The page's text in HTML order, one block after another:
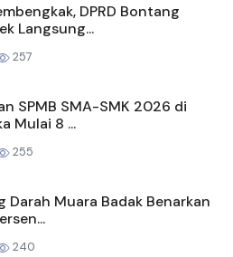
DPRD Bontang
Langsung...
257
SPMB SMA-SMK 2026 di
Mulai 8 ...
255
Darah Muara Badak Benarkan
240